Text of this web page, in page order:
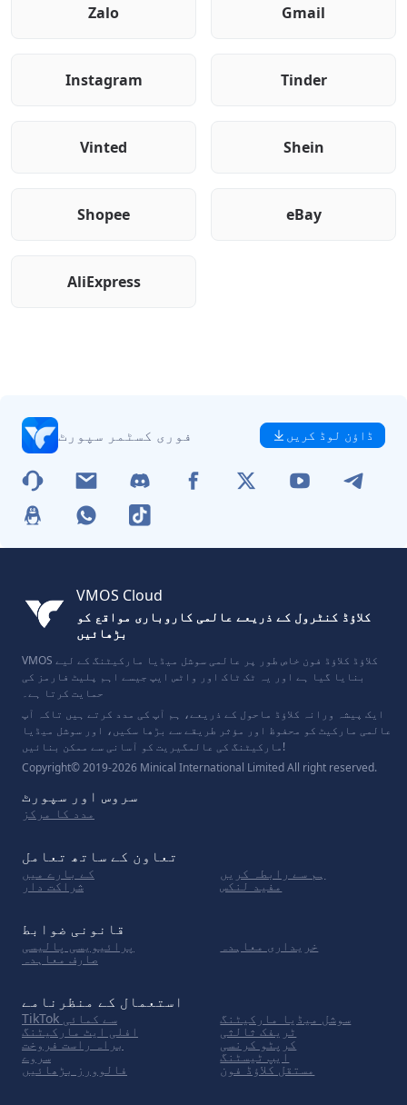
Zalo Gmail
Instagram Tinder
Vinted Shein
Shopee eBay
AliExpress
فوری کسٹمر سپورٹ ڈاؤن لوڈ کریں
VMOS Cloud
کلاؤڈ کنٹرول کے ذریعے عالمی کاروباری مواقع کو
بڑھائیں
VMOS کلاؤڈ کلاؤڈ فون خاص طور پر عالمی سوشل میڈیا مارکیٹنگ کے لیے
بنایا گیا ہے اور یہ ٹک ٹاک اور واٹس ایپ جیسے اہم پلیٹ فارمز کی
حمایت کرتا ہے۔
ایک پیشہ ورانہ کلاؤڈ ماحول کے ذریعے، ہم آپ کی مدد کرتے ہیں تاکہ آپ
عالمی مارکیٹ کو محفوظ اور مؤثر طریقے سے بڑھا سکیں، اور سوشل میڈیا
مارکیٹنگ کی عالمگیریت کو آسانی سے ممکن بنائیں!
Copyright© 2019-2026 Minical International Limited All right reserved.
سروس اور سپورٹ
مدد کا مرکز
تعاون کے ساتھ تعامل
کے بارے میں ہم سے رابطہ کریں
شراکت دار مفید لنکس
قانونی ضوابط
پرائیویسی پالیسی خریداری معاہدہ
صارف معاہدہ
استعمال کے منظرنامے
TikTok سے کمائی سوشل میڈیا مارکیٹنگ
افلی ایٹ مارکیٹنگ ٹریفک ثالثی
براہ راست فروخت کرپٹو کرنسی
سروے ایپ ٹیسٹنگ
فالوورز بڑھائیں مستقل کلاؤڈ فون